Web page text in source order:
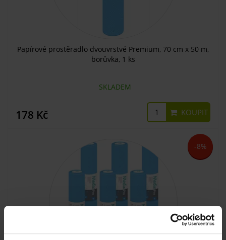
Papírové prostěradlo dvouvrstvé Premium, 70 cm x 50 m,
borůvka, 1 ks
SKLADEM
178 Kč KOUPIT
-8%